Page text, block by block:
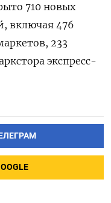
710 новых
включая 476
233
экспресс-